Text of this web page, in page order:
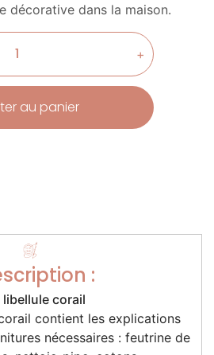
décorative dans la maison.
+
au panier
:
corail
contient les explications
nécessaires : feutrine de